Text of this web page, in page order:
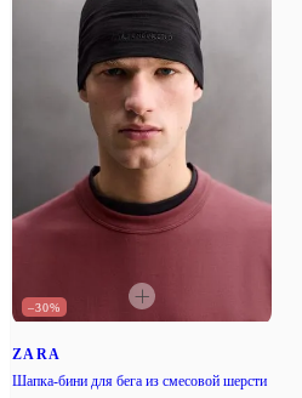
–30%
ZARA
Шапка-бини для бега из смесовой шерсти